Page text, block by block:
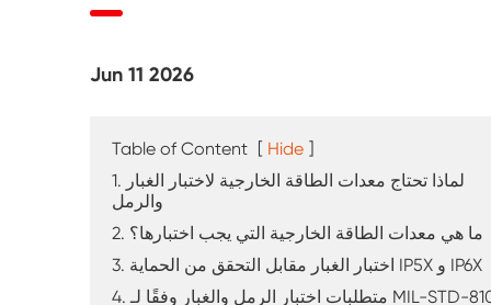
غرفة المشي
غرفة اختبار خاصة
معدات اختبار IP
Jun 11 2026
Table of Content [ Hide ]
1. لماذا تحتاج معدات الطاقة الخارجية لاختبار الغبار
والرمل
2. ما هي معدات الطاقة الخارجية التي يجب اختبارها؟
3. اختبار الغبار مقابل التحقق من الحماية IP5X و IP6X
4. متطلبات اختبار الرمل والغبار وفقًا لـ MIL-STD-810